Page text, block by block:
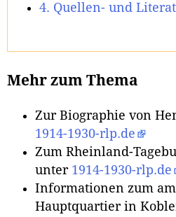
4. Quellen- und
Mehr zum Thema
Zur Biographie von
1914-1930-rlp.de
Zum Rheinland-
unter 1914-1930-rlp.de
Informationen zum
Hauptquartier in